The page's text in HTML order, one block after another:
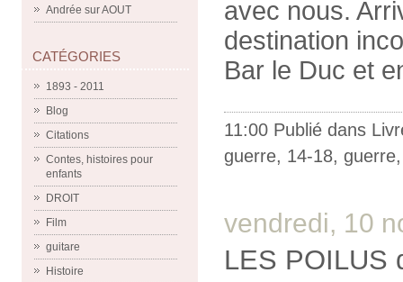
Andrée surAOUT
CATÉGORIES
1893 - 2011
Blog
Citations
Contes, histoires pour
enfants
DROIT
Film
guitare
Histoire
avec nous.
destination
Bar le Duc et
11:00 Publié dans
guerre, 14-18, guerre
vendredi, 10
LES POILUS